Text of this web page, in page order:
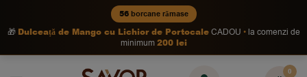
56borcane rămase
🎁 Dulceață de Mango cu Lichior de PortocaleCADOU
la comenzi de
minimum200 lei
0